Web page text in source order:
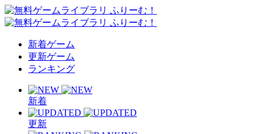
新着ゲーム
更新ゲーム
ランキング
新着
更新